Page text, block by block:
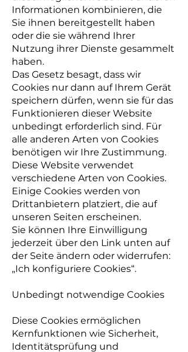
Informationen kombinieren, die
Sie ihnen bereitgestellt haben
oder die sie während Ihrer
Nutzung ihrer Dienste gesammelt
haben.
Das Gesetz besagt, dass wir
Cookies nur dann auf Ihrem Gerät
speichern dürfen, wenn sie für das
Funktionieren dieser Website
unbedingt erforderlich sind. Für
alle anderen Arten von Cookies
benötigen wir Ihre Zustimmung.
Diese Website verwendet
verschiedene Arten von Cookies.
Einige Cookies werden von
Drittanbietern platziert, die auf
unseren Seiten erscheinen.
Sie können Ihre Einwilligung
jederzeit über den Link unten auf
der Seite ändern oder widerrufen:
„Ich konfiguriere Cookies“.
Unbedingt notwendige Cookies
Diese Cookies ermöglichen
Kernfunktionen wie Sicherheit,
Identitätsprüfung und